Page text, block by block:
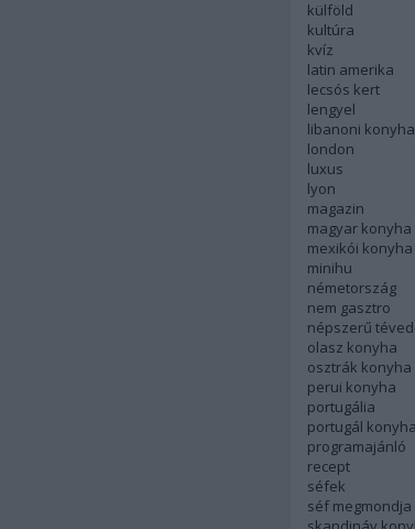
külföld
kultúra
kvíz
latin amerika
lecsós kert
lengyel
libanoni konyha
london
luxus
lyon
magazin
magyar konyha
mexikói konyha
minihu
németország
nem gasztro
népszerű
olasz konyha
osztrák konyha
perui konyha
portugália
portugál konyha
programajánló
recept
séfek
séf megmondja